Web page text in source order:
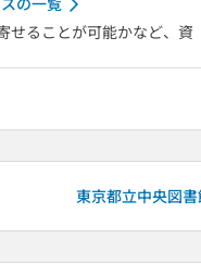
せることが可能かなど、資
東京都立中央図